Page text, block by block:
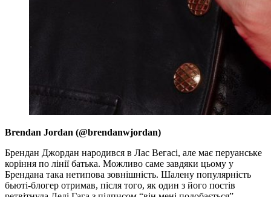
Brendan Jordan (@brendanwjordan)
Брендан Джордан народився в Лас Вегасі, але має перуанське
коріння по лінії батька. Можливо саме завдяки цьому у
Брендана така нетипова зовнішність. Шалену популярність
бьюті-блогер отримав, після того, як один з його постів